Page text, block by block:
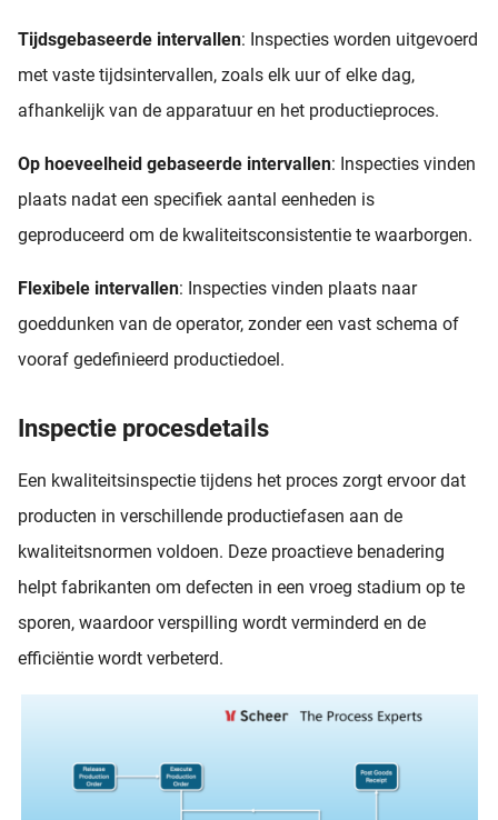
Tijdsgebaseerde intervallen: Inspecties worden uitgevoerd
met vaste tijdsintervallen, zoals elk uur of elke dag,
afhankelijk van de apparatuur en het productieproces.
Op hoeveelheid gebaseerde intervallen: Inspecties vinden
plaats nadat een specifiek aantal eenheden is
geproduceerd om de kwaliteitsconsistentie te waarborgen.
Flexibele intervallen: Inspecties vinden plaats naar
goeddunken van de operator, zonder een vast schema of
vooraf gedefinieerd productiedoel.
Inspectie procesdetails
Een kwaliteitsinspectie tijdens het proces zorgt ervoor dat
producten in verschillende productiefasen aan de
kwaliteitsnormen voldoen. Deze proactieve benadering
helpt fabrikanten om defecten in een vroeg stadium op te
sporen, waardoor verspilling wordt verminderd en de
efficiëntie wordt verbeterd.